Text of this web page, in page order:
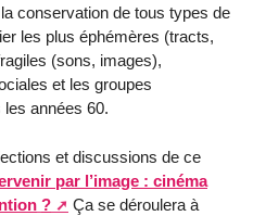
conservation de tous types de
les plus éphémères (tracts,
(sons, images),
et les groupes
les années 60.
et discussions de ce
par l’image : cinéma
?
Ça se déroulera à